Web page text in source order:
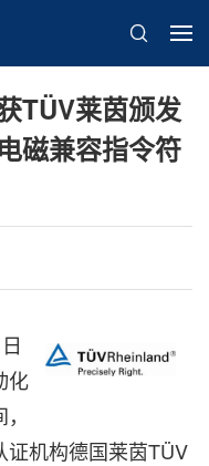
TÜV莱茵颁发
磁兼容指令符
化
证机构德国莱茵TÜV